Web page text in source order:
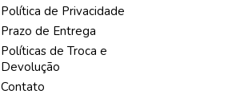
Política de Privacidade
Prazo de Entrega
Políticas de Troca e
Devolução
Contato